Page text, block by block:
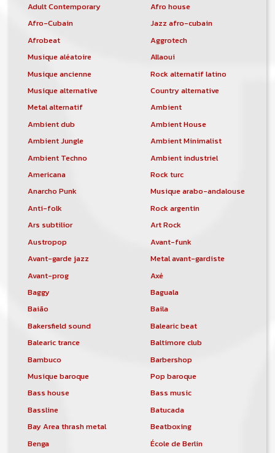
Adult Contemporary
Afro house
Afro-Cubain
Jazz afro-cubain
Afrobeat
Aggrotech
Musique aléatoire
Allaoui
Musique ancienne
Rock alternatif latino
Musique alternative
Country alternative
Metal alternatif
Ambient
Ambient dub
Ambient House
Ambient Jungle
Ambient Minimalist
Ambient Techno
Ambient industriel
Americana
Rock turc
Anarcho Punk
Musique arabo-andalouse
Anti-folk
Rock argentin
Ars subtilior
Art Rock
Austropop
Avant-funk
Avant-garde jazz
Metal avant-gardiste
Avant-prog
Axé
Baggy
Baguala
Baião
Baila
Bakersfield sound
Balearic beat
Balearic trance
Baltimore club
Bambuco
Barbershop
Musique baroque
Pop baroque
Bass house
Bass music
Bassline
Batucada
Bay Area thrash metal
Beatboxing
Benga
École de Berlin